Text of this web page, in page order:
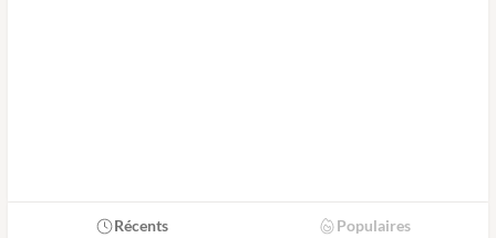
Récents Populaires